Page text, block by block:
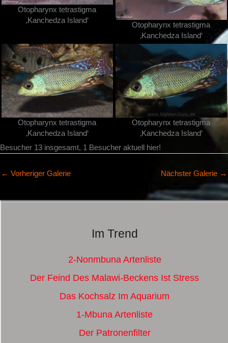
Otopharynx tetrastigma
‚Kanchedza Island‘
Otopharynx tetrastigma
‚Kanchedza Island‘
Otopharynx tetrastigma
‚Kanchedza Island‘
Otopharynx tetrastigma
‚Kanchedza Island‘
Besucher 13 insgesamt, 1 Besucher aktuell hier!
← Vorheriger Galerie Nächster Galerie →
Im Trend
2-Nonmbuna Artenliste
Der Feind Des Malawi-Beckens Ist Stress
Das Kochsalz Im Aquarium
1-Mbuna Artenliste
Der Patronenfilter